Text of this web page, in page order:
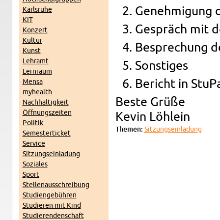
Karl­sruhe
KIT
Konz­ert
Kul­tur
Kunst
Lehramt
Lern­raum
Mensa
my­health
Nach­haltigkeit
Öff­nungszeiten
Poli­tik
Se­mes­terticket
Ser­vice
Sitzung­sein­ladung
Soziales
Sport
Stel­lenauss­chrei­bung
Stu­di­engebühren
Studieren mit Kind
Studieren­den­schaft
Genehmi­gung
Gespräch mit
Be­sprechung
Son­stiges
Bericht in
Beste Grüße
Kevin Löhlein
The­men: Sitzung­sein­ladung